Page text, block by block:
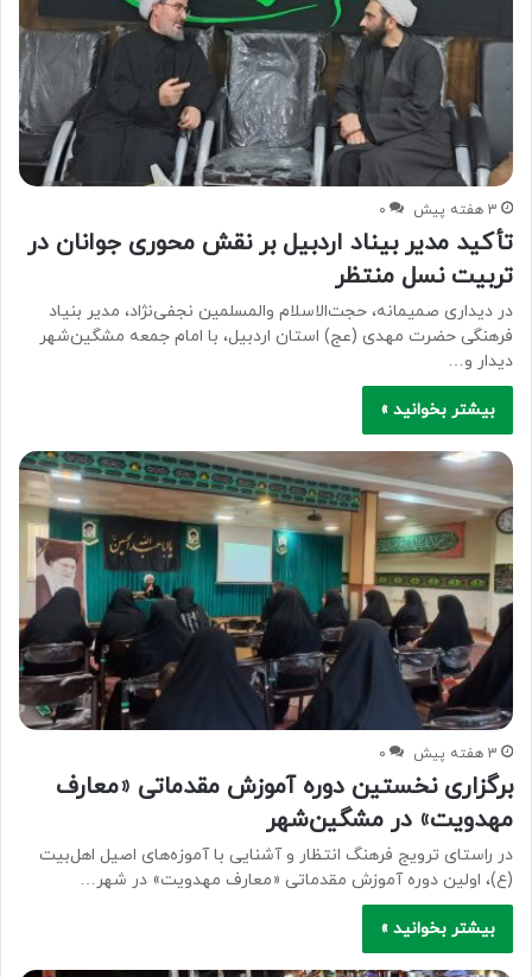
3 هفته پیش ۰
تأکید مدیر بیناد اردبیل بر نقش محوری جوانان در
تربیت نسل منتظر
در دیداری صمیمانه، حجت‌الاسلام والمسلمین نجفی‌نژاد، مدیر بنیاد
فرهنگی حضرت مهدی (عج) استان اردبیل، با امام جمعه مشگین‌شهر
دیدار و…
بیشتر بخوانید »
3 هفته پیش ۰
برگزاری نخستین دوره آموزش مقدماتی «معارف
مهدویت» در مشگین‌شهر
در راستای ترویج فرهنگ انتظار و آشنایی با آموزه‌های اصیل اهل‌بیت
(ع)، اولین دوره آموزش مقدماتی «معارف مهدویت» در شهر…
بیشتر بخوانید »